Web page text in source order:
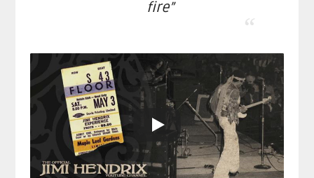
fire”